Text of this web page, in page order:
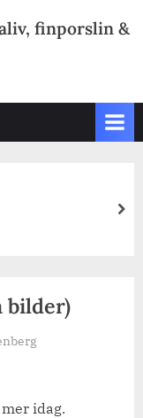
finporslin &
bilder)
idag.